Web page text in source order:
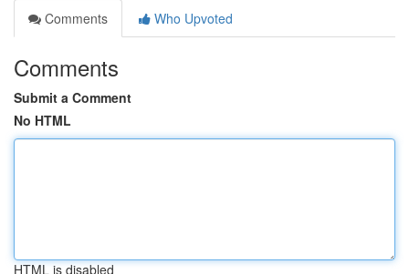
Comments
Who Upvoted
Comments
Submit a Comment
No HTML
HTML is disabled